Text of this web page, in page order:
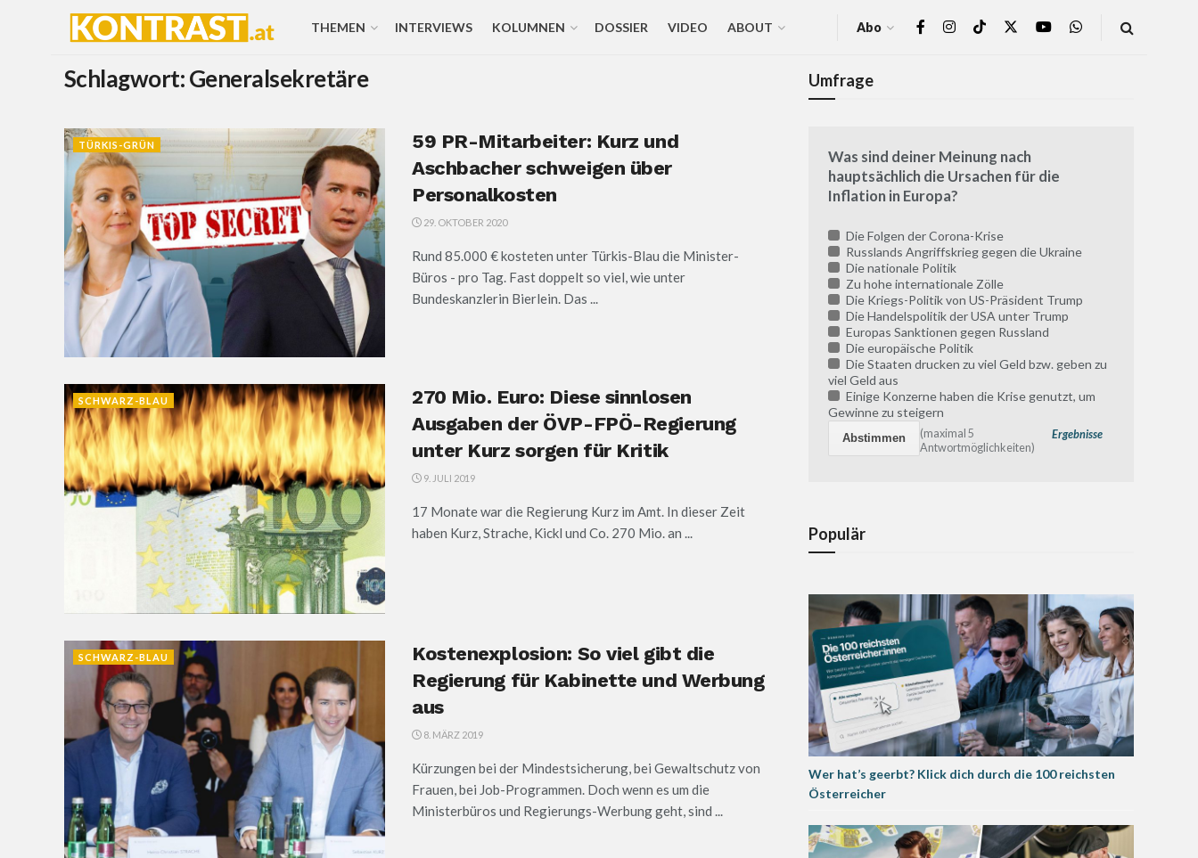
THEMEN INTERVIEWS KOLUMNEN DOSSIER VIDEO ABOUT Abo
Schlagwort:Generalsekretäre
TÜRKIS-GRÜN
59 PR-Mitarbeiter: Kurz und
Aschbacher schweigen über
Personalkosten
29. OKTOBER 2020
Rund 85.000 € kosteten unter Türkis-Blau die Minister-
Büros - pro Tag. Fast doppelt so viel, wie unter
Bundeskanzlerin Bierlein. Das ...
SCHWARZ-BLAU
270 Mio. Euro: Diese sinnlosen
Ausgaben der ÖVP-FPÖ-Regierung
unter Kurz sorgen für Kritik
9. JULI 2019
17 Monate war die Regierung Kurz im Amt. In dieser Zeit
haben Kurz, Strache, Kickl und Co. 270 Mio. an ...
SCHWARZ-BLAU
Kostenexplosion: So viel gibt die
Regierung für Kabinette und Werbung
aus
8. MÄRZ 2019
Kürzungen bei der Mindestsicherung, bei Gewaltschutz von
Frauen, bei Job-Programmen. Doch wenn es um die
Ministerbüros und Regierungs-Werbung geht, sind ...
Umfrage
Was sind deiner Meinung nach
hauptsächlich die Ursachen für die
Inflation in Europa?
Die Folgen der Corona-Krise
Russlands Angriffskrieg gegen die Ukraine
Die nationale Politik
Zu hohe internationale Zölle
Die Kriegs-Politik von US-Präsident Trump
Die Handelspolitik der USA unter Trump
Europas Sanktionen gegen Russland
Die europäische Politik
Die Staaten drucken zu viel Geld bzw. geben zu
viel Geld aus
Einige Konzerne haben die Krise genutzt, um
Gewinne zu steigern
Ergebnisse
(maximal 5
Antwortmöglichkeiten)
Populär
Wer hat’s geerbt? Klick dich durch die 100 reichsten
Österreicher